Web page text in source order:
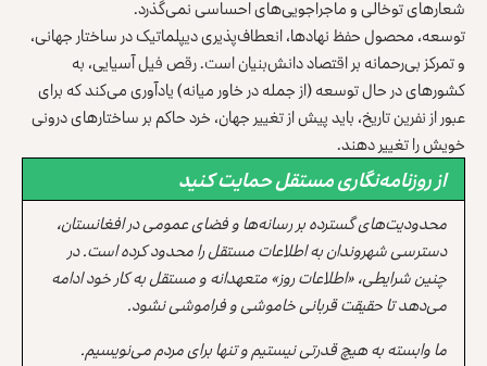
شعارهای توخالی و ماجراجویی‌های احساسی نمی‌گذرد.
توسعه، محصول حفظ نهادها، انعطاف‌پذیری دیپلماتیک در ساختار جهانی،
و تمرکز بی‌رحمانه بر اقتصاد دانش‌بنیان است. رقص فیل آسیایی، به
کشورهای در حال توسعه (از جمله در خاور میانه) یادآوری می‌کند که برای
عبور از نفرین تاریخ، باید پیش از تغییر جهان، خرد حاکم بر ساختارهای درونی
خویش را تغییر دهند.
از روزنامه‌نگاری مستقل حمایت کنید
محدودیت‌های گسترده بر رسانه‌ها و فضای عمومی در افغانستان،
دسترسی شهروندان به اطلاعات مستقل را محدود کرده است. در
چنین شرایطی، «اطلاعات روز» متعهدانه و مستقل به کار خود ادامه
می‌دهد تا حقیقت قربانی خاموشی و فراموشی نشود.
ما وابسته به هیچ قدرتی نیستیم و تنها برای مردم می‌نویسیم.